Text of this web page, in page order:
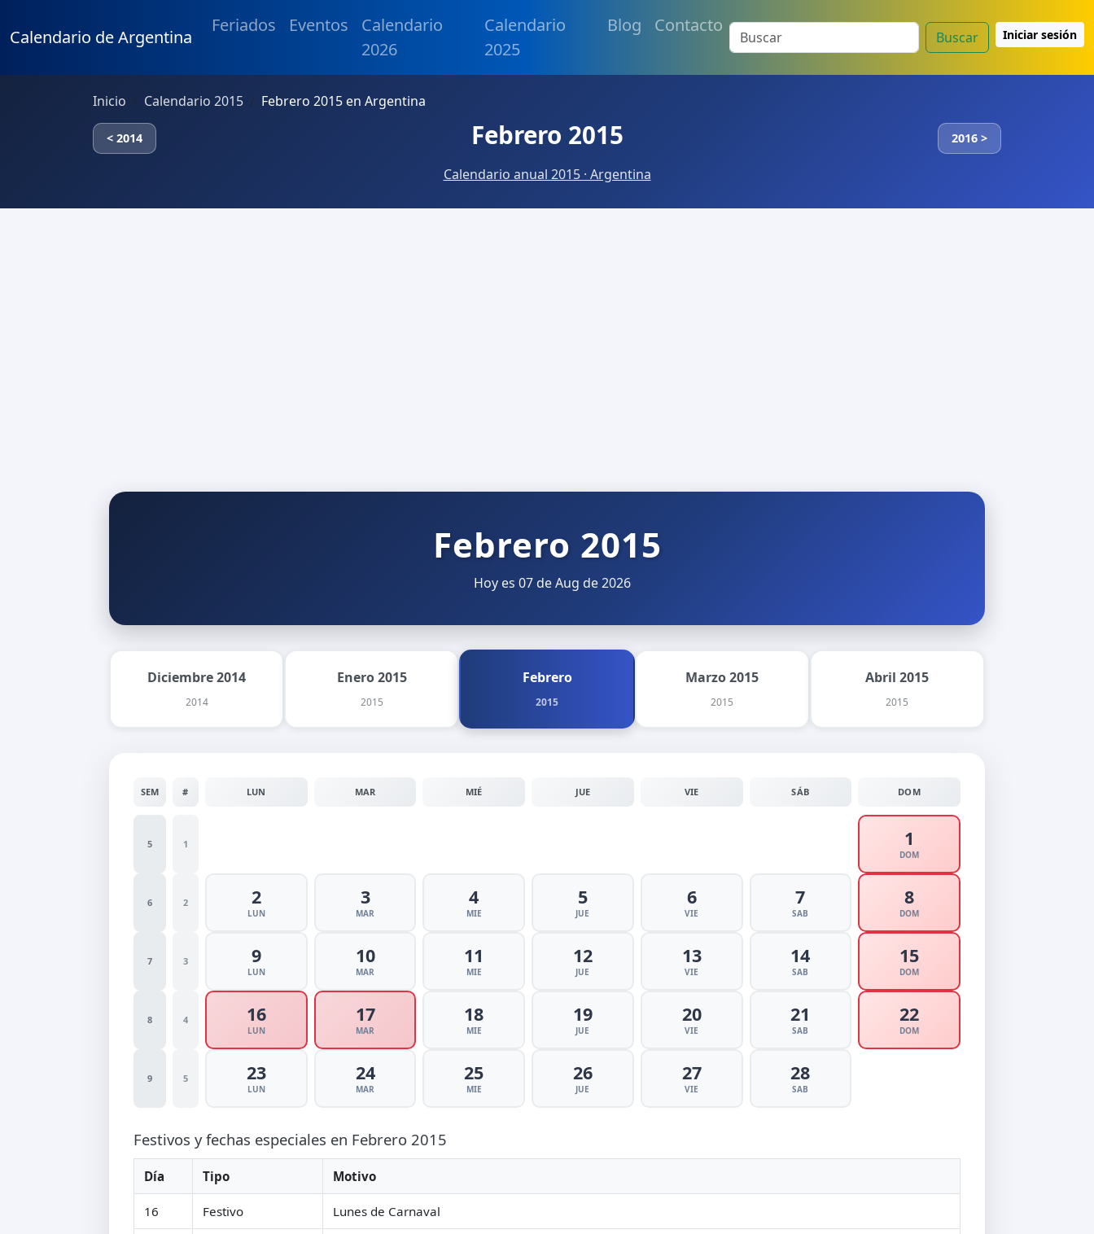
Calendario de Argentina
Feriados Eventos
Calendario
2026
Calendario
2025
Blog Contacto
Buscar Iniciar sesión
Inicio Calendario 2015 Febrero 2015 en Argentina
< 2014 Febrero 2015 2016 >
Calendario anual 2015 · Argentina
Febrero 2015
Hoy es 07 de Aug de 2026
Diciembre 2014
2014
Enero 2015
2015
Febrero
2015
Marzo 2015
2015
Abril 2015
2015
SEM # LUN MAR MIÉ JUE VIE SÁB DOM
5 1 1
DOM
6 2 2
LUN
3
MAR
4
MIE
5
JUE
6
VIE
7
SAB
8
DOM
7 3 9
LUN
10
MAR
11
MIE
12
JUE
13
VIE
14
SAB
15
DOM
8 4 16
LUN
17
MAR
18
MIE
19
JUE
20
VIE
21
SAB
22
DOM
9 5 23
LUN
24
MAR
25
MIE
26
JUE
27
VIE
28
SAB
Festivos y fechas especiales en Febrero 2015
Día Tipo Motivo
16 Festivo Lunes de Carnaval